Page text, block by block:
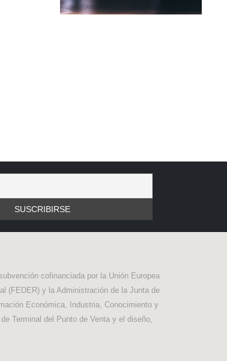
cofinanciada por la Unión Europea
(FEDER) y la Administración de la Junta de
Económica, Industria, Conocimiento y
Terminal del Punto de Venta y el diseño,